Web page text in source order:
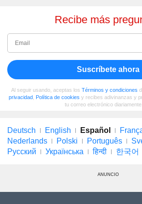
Recibe más
Suscríbete ahora
Al seguir usando, aceptas los Términos y condiciones
privacidad, Política de cookies y recibes adivinanzas y
tu correo electrónico diariamente.
Deutsch English Español
Nederlands
Polski Português
Русский
Українська हिन्दी 한국어
ANUNCIO